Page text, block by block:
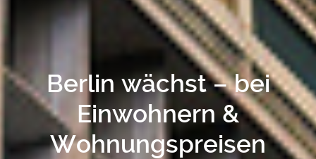
Berlin wächst – bei
Einwohnern &
Wohnungspreisen